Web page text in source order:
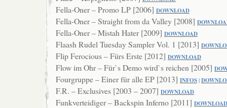
Fella-Oner – Promo LP [2006] DOWNLOAD
Fella-Oner – Straight from da Valley [2008]
Fella-Oner – Mistah Hater [2009] DOWNLOAD
Flaash Rudel Tuesday Sampler Vol. 1 [2013] DOWN
Flip Ferocious – Fürs Erste [2012] DOWNLOAD
Flow im Ohr – Für`s Demo wird`s reichen [2005]
Fourgruppe – Einer für alle EP [2013] INFOS |
F.R. – Exclusives [2003 – 2007] DOWNLOAD
Funkverteidiger – Backspin Inferno [2011] DOWNLOAD